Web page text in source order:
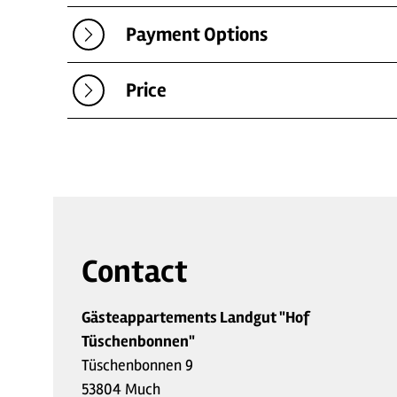
Payment Options
Price
Contact
Gästeappartements Landgut "Hof
Tüschenbonnen"
Tüschenbonnen 9
53804 Much